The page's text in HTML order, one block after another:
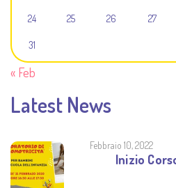
24 25 26 27
31
« Feb
Latest News
Febbraio 10, 2022
Inizio